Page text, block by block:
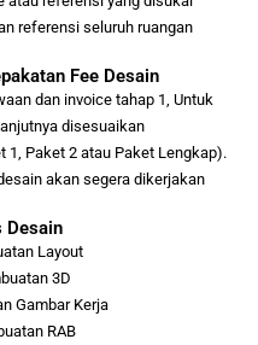
referensi seluruh ruangan
Fee Desain
dan invoice tahap 1, Untuk
disesuaikan
1, Paket 2 atau Paket Lengkap).
akan segera dikerjakan
Desain
Layout
3D
Gambar Kerja
RAB